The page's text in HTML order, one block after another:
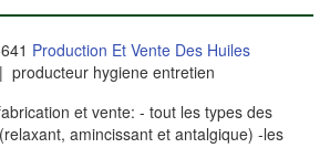
Production Et Vente Des Huiles
| producteur hygiene entretien
et vente: - tout les types des
amincissant et antalgique) -les